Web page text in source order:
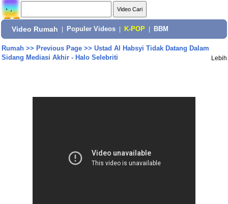
Video Rumah Populer Videos K-POP BBM
Rumah>> Previous Page>> Ustad Al Habsyi Tidak Datang Dalam
Sidang Mediasi Akhir - Halo Selebriti
Lebih